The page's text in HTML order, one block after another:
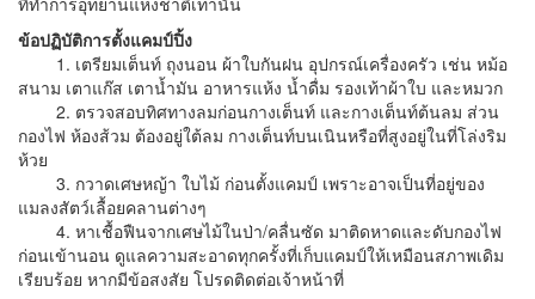
ข้อปฏิบัติการตั้งแคมป์ปิ้ง
1. เตรียมเต็นท์ ถุงนอน ผ้าใบกันฝน อุปกรณ์เครื่องครัว เช่น หม้อ
สนาม เตาแก๊ส เตาน้ำมัน อาหารแห้ง น้ำดื่ม รองเท้าผ้าใบ และหมวก
2. ตรวจสอบทิศทางลมก่อนกางเต็นท์ และกางเต็นท์ต้นลม ส่วน
กองไฟ ห้องส้วม ต้องอยู่ใต้ลม กางเต็นท์บนเนินหรือที่สูงอยู่ในที่โล่งริม
ห้วย
3. กวาดเศษหญ้า ใบไม้ ก่อนตั้งแคมป์ เพราะอาจเป็นที่อยู่ของ
แมลงสัตว์เลื้อยคลานต่างๆ
4. หาเชื้อฟืนจากเศษไม้ในป่า/คลื่นซัด มาติดหาดและดับกองไฟ
ก่อนเข้านอน ดูแลความสะอาดทุกครั้งที่เก็บแคมป์ให้เหมือนสภาพเดิม
เรียบร้อย หากมีข้อสงสัย โปรดติดต่อเจ้าหน้าที่